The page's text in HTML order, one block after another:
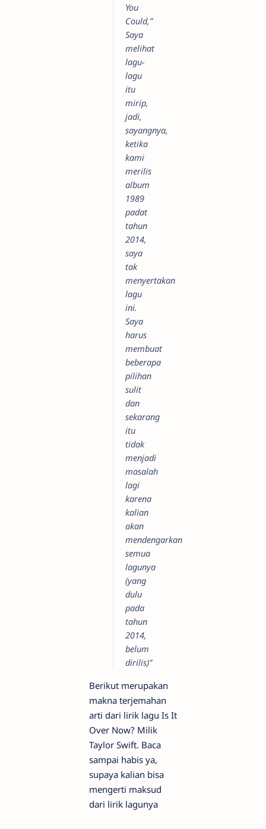
You
Could,”
Saya
melihat
lagu-
lagu
itu
mirip,
jadi,
sayangnya,
ketika
kami
merilis
album
1989
padat
tahun
2014,
saya
tak
menyertakan
lagu
ini.
Saya
harus
membuat
beberapa
pilihan
sulit
dan
sekarang
itu
tidak
menjadi
masalah
lagi
karena
kalian
akan
mendengarkan
semua
lagunya
(yang
dulu
pada
tahun
2014,
belum
dirilis)"
Berikut merupakan
makna terjemahan
arti dari lirik lagu Is It
Over Now? Milik
Taylor Swift. Baca
sampai habis ya,
supaya kalian bisa
mengerti maksud
dari lirik lagunya